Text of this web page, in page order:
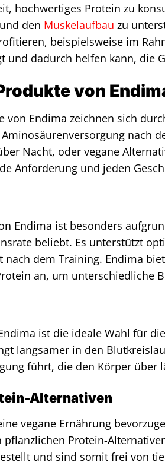
hochwertiges Protein zu
den Muskelaufbau zu
beispielsweise im
und dadurch helfen kann, die
von
von Endima zeichnen sich
nach
Nacht, oder vegane
Anforderung und jeden
Endima ist besonders
beliebt. Es unterstützt
nach dem Training. Endima
an, um unterschiedliche
ist die ideale Wahl für
langsamer in den
führt, die den Körper über
Alternativen
vegane Ernährung
pflanzlichen Protein-
und sind somit frei von